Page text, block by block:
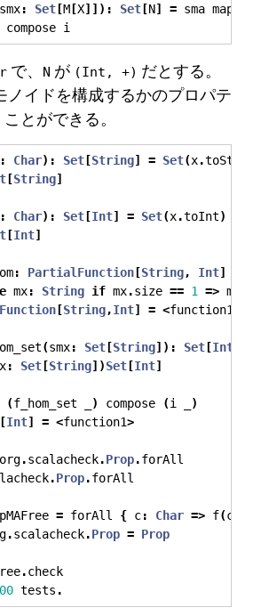
smx: Set[M[X]]): Set[N] = sma map
i
で、 N が (Int, +) だとする。
ノイドを構成するかのプロパテ
とができる。
Char): Set[String] = Set(x.toString
[String]
Char): Set[Int] = Set(x.toInt)
[Int]
: PartialFunction[String, Int]
mx: String if mx.size == 1 => mx
[String,Int] = <function1
(smx: Set[String]): Set[Int
: Set[String])Set[Int]
(f_hom_set _ ) compose (i _
)
Int] = <function1>
.scalacheck.Prop.forAll
.Prop.forAll
= forAll { c: Char => f(c
.scalacheck.Prop = Prop
.check
tests .